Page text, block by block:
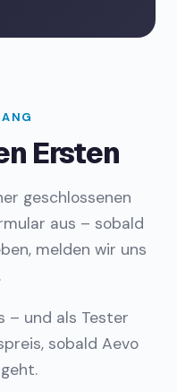
Ersten
geschlossenen
aus – sobald
melden wir uns
– und als Tester
sobald Aevo